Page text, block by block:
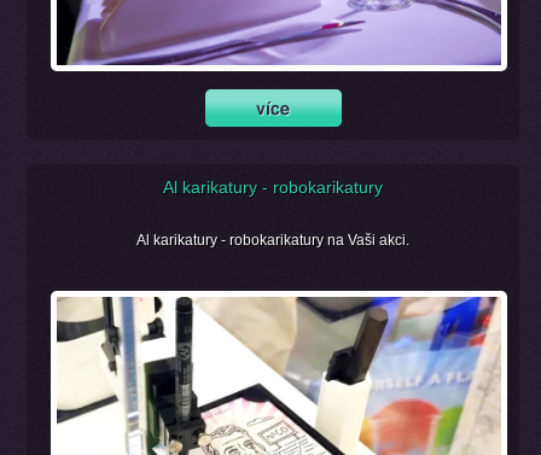
Al karikatury - robokarikatury
Al karikatury - robokarikatury na Vaši akci.